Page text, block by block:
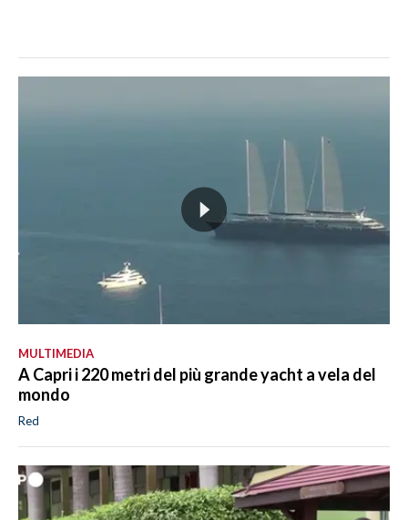
MULTIMEDIA
A Capri i 220 metri del più grande yacht a vela del
mondo
Red